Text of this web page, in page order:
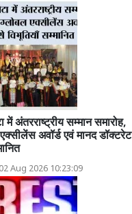
में अंतरराष्ट्रीय सम्मान समारोह,
अवॉर्ड एवं मानद डॉक्टरेट
Aug 2026 10:23:09